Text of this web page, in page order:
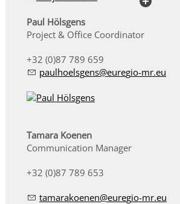
Paul Hölsgens
Project & Office Coordinator
+32 (0)87 789 659
p
lh lsg ns r g -mr
Tamara Koenen
Communication Manager
+32 (0)87 789 653
t m r k n n r g -mr